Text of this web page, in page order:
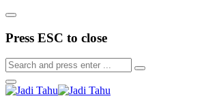
Press ESC to close